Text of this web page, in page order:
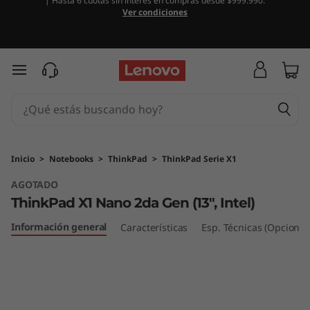
h
P
a
d
Ver condiciones
Ir al contenido principal
Inicio > Notebooks > ThinkPad > ThinkPad Serie X1
AGOTADO
ThinkPad X1 Nano 2da Gen (13", Intel)
Información general Características Esp. Técnicas